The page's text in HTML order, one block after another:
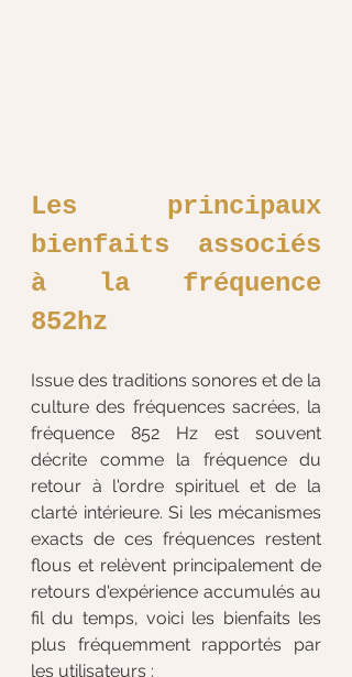
Les principaux
bienfaits associés
à la fréquence
852hz
Issue des traditions sonores et de la
culture des fréquences sacrées, la
fréquence 852 Hz est souvent
décrite comme la fréquence du
retour à l'ordre spirituel et de la
clarté intérieure. Si les mécanismes
exacts de ces fréquences restent
flous et relèvent principalement de
retours d'expérience accumulés au
fil du temps, voici les bienfaits les
plus fréquemment rapportés par
les utilisateurs :